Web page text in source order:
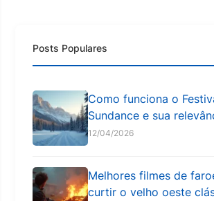
Posts Populares
Como funciona o
Sundance e sua
12/04/2026
Melhores filmes de
curtir o velho oeste